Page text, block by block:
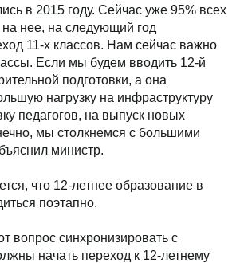
в 2015 году. Сейчас уже 95% всех
нее, на следующий год
11-х классов. Нам сейчас важно
Если мы будем вводить 12-й
подготовки, а она
нагрузку на инфраструктуру
педагогов, на выпуск новых
мы столкнемся с большими
министр.
что 12-летнее образование в
поэтапно.
вопрос синхронизировать с
начать переход к 12-летнему